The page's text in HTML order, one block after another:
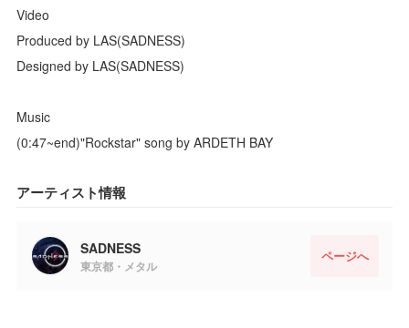
Video
Produced by LAS(SADNESS)
Designed by LAS(SADNESS)
Music
(0:47~end)"Rockstar" song by ARDETH BAY
アーティスト情報
SADNESS
東京都・メタル
ページへ